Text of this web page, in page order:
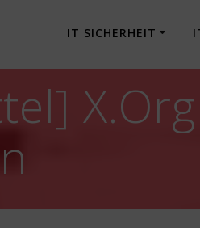
IT SICHERHEIT